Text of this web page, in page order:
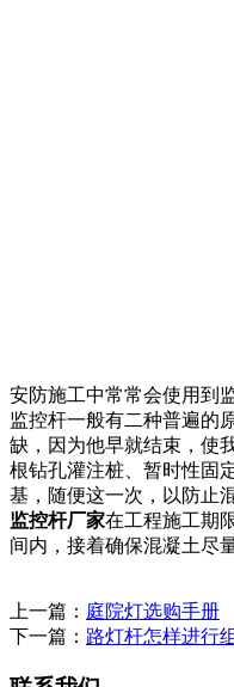
安防施工中常常会使用到
监控杆一般有二种普遍的
缺，因为他早就结束，使
根钻孔灌注桩、暂时性固
基，随便这一次，以防止
监控杆厂家在工程施工期
间内，接着确保混凝土尽
上一篇： 庭院灯选购手册
下一篇： 路灯杆怎样进行